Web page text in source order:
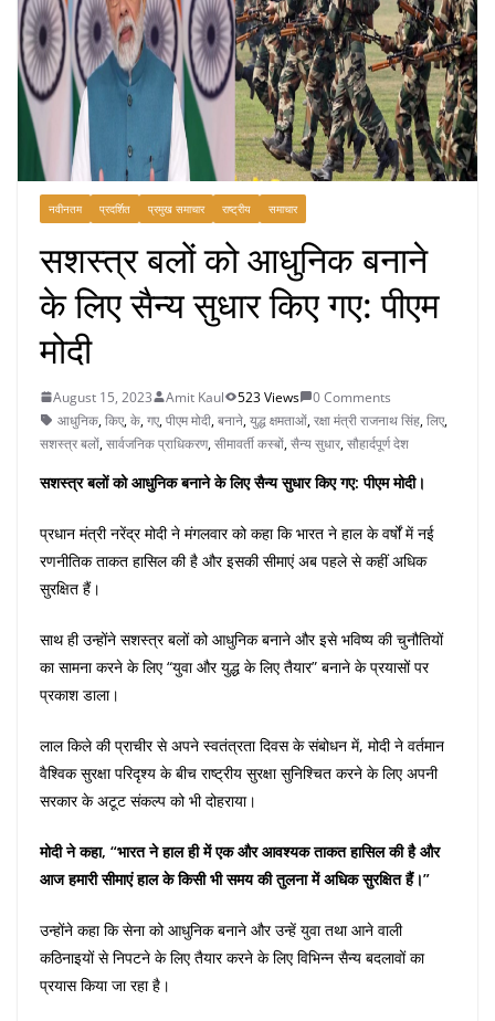
नवीनतम प्रदर्शित प्रमुख समाचार राष्ट्रीय समाचार
सशस्त्र बलों को आधुनिक बनाने
के लिए सैन्य सुधार किए गए: पीएम
मोदी
August 15, 2023 Amit Kaul 523 Views
0 Comments
आधुनिक,किए,के,गए,पीएम मोदी,बनाने,युद्ध क्षमताओं,रक्षा मंत्री राजनाथ सिंह,लिए,
सशस्त्र बलों,सार्वजनिक प्राधिकरण,सीमावर्ती कस्बों,सैन्य सुधार,सौहार्दपूर्ण देश
सशस्त्र बलों को आधुनिक बनाने के लिए सैन्य सुधार किए गए: पीएम मोदी।
प्रधान मंत्री नरेंद्र मोदी ने मंगलवार को कहा कि भारत ने हाल के वर्षों में नई
रणनीतिक ताकत हासिल की है और इसकी सीमाएं अब पहले से कहीं अधिक
सुरक्षित हैं।
साथ ही उन्होंने सशस्त्र बलों को आधुनिक बनाने और इसे भविष्य की चुनौतियों
का सामना करने के लिए “युवा और युद्ध के लिए तैयार” बनाने के प्रयासों पर
प्रकाश डाला।
लाल किले की प्राचीर से अपने स्वतंत्रता दिवस के संबोधन में, मोदी ने वर्तमान
वैश्विक सुरक्षा परिदृश्य के बीच राष्ट्रीय सुरक्षा सुनिश्चित करने के लिए अपनी
सरकार के अटूट संकल्प को भी दोहराया।
मोदी ने कहा, “भारत ने हाल ही में एक और आवश्यक ताकत हासिल की है और
आज हमारी सीमाएं हाल के किसी भी समय की तुलना में अधिक सुरक्षित हैं।”
उन्होंने कहा कि सेना को आधुनिक बनाने और उन्हें युवा तथा आने वाली
कठिनाइयों से निपटने के लिए तैयार करने के लिए विभिन्न सैन्य बदलावों का
प्रयास किया जा रहा है।